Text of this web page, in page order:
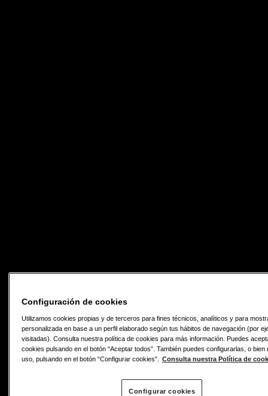
Configuración de cookies
Utilizamos cookies propias y de terceros para fines técnicos, analíticos y para
personalizada en base a un perfil elaborado según tus hábitos de navegación (por
visitadas). Consulta nuestra política de cookies para más información. Puedes
cookies pulsando en el botón “Aceptar todos”. También puedes configurarlas, o
uso, pulsando en el botón “Configurar cookies”.
Consulta nuestra Política de
Configurar cookies